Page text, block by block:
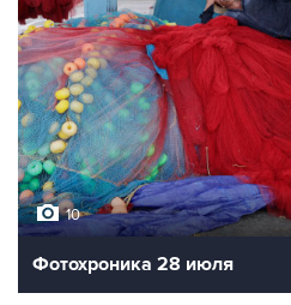
10
Фотохроника 28 июля